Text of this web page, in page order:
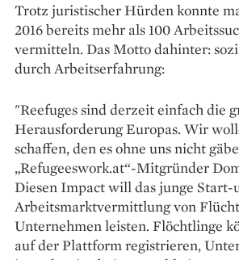
Trotz juristischer Hürden konnte
2016 bereits mehr als 100
vermitteln. Das Motto dahinter:
durch Arbeitserfahrung:
"Reefuges sind derzeit einfach die
Herausforderung Europas. Wir
schaffen, den es ohne uns nicht
„Refugeeswork.at“-Mitgründer
Diesen Impact will das junge Start-
Arbeitsmarktvermittlung von
Unternehmen leisten. Flöchtlinge
auf der Plattform registrieren,